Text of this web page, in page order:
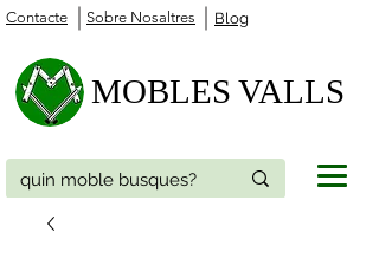
Contacte Blog
Sobre Nosaltres
MOBLES VALLS